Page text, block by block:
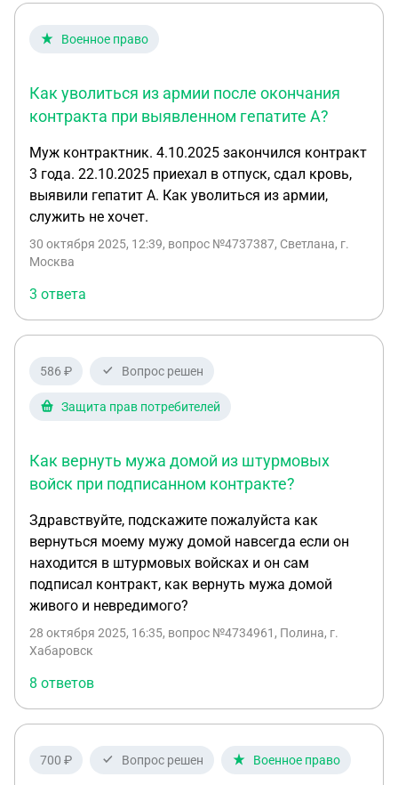
Военное право
Как уволиться из армии после окончания
контракта при выявленном гепатите А?
Муж контрактник. 4.10.2025 закончился контракт
3 года. 22.10.2025 приехал в отпуск, сдал кровь,
выявили гепатит А. Как уволиться из армии,
служить не хочет.
30 октября 2025, 12:39, вопрос №4737387, Светлана, г.
Москва
3 ответа
586 ₽ Вопрос решен
Защита прав потребителей
Как вернуть мужа домой из штурмовых
войск при подписанном контракте?
Здравствуйте, подскажите пожалуйста как
вернуться моему мужу домой навсегда если он
находится в штурмовых войсках и он сам
подписал контракт, как вернуть мужа домой
живого и невредимого?
28 октября 2025, 16:35, вопрос №4734961, Полина, г.
Хабаровск
8 ответов
700 ₽ Вопрос решен Военное право